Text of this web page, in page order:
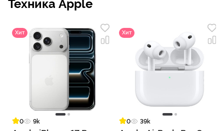
Техника Apple
Хит
0 9k
Хит
0 39k